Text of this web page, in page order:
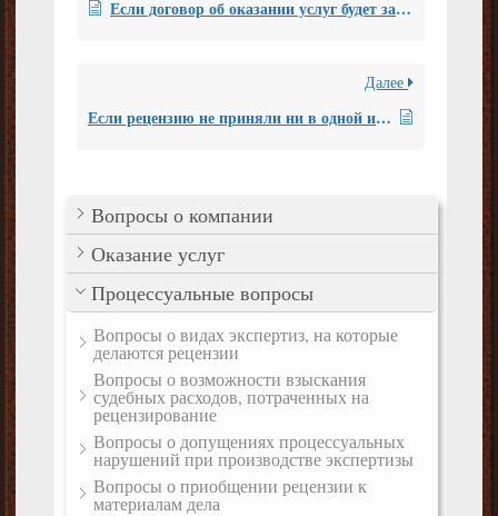
Вопросы о компании
Оказание услуг
Процессуальные вопросы
Вопросы о видах экспертиз, на которые
делаются рецензии
Вопросы о возможности взыскания
судебных расходов, потраченных на
рецензирование
Вопросы о допущениях процессуальных
нарушений при производстве экспертизы
Вопросы о приобщении рецензии к
материалам дела
Если договор об оказании услуг будет заключен с представителем, возможно ли будет взыскать судебные расходы?
Далее
Если рецензию не приняли ни в одной инстанции, можно ли вернуть деньги затраченные на производство рецензии?